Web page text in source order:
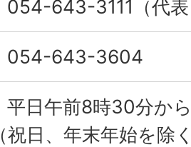
054-643-3111（代
054-643-3604
平日午前8時30分か
（祝日、年末年始を除